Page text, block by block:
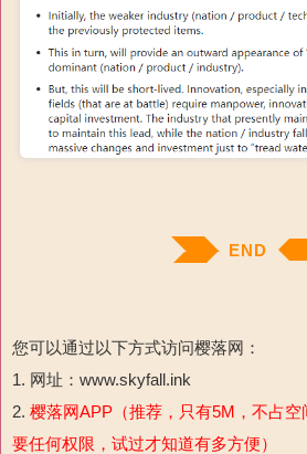
END
您可以通过以下方式访问樱落网：
1. 网址：www.skyfall.ink
2. 樱落网APP（推荐，只有5M，不占
要任何权限，试过才知道有多方便）